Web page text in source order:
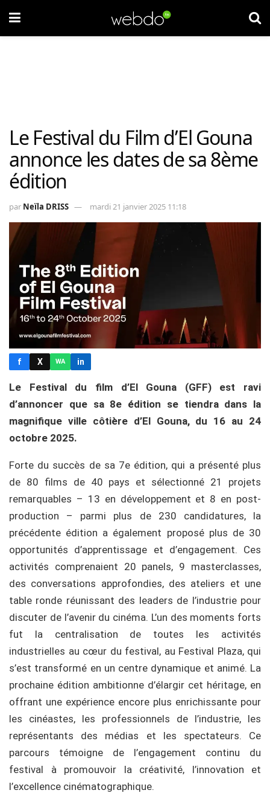
Le Festival du Film d’El Gouna
annonce les dates de sa 8ème
édition
par Neïla DRISS mardi 21 janvier 2025 11:18
f X WA in
Le Festival du film d’El Gouna (GFF) est ravi
d’annoncer que sa 8e édition se tiendra dans la
magnifique ville côtière d’El Gouna, du 16 au 24
octobre 2025.
Forte du succès de sa 7e édition, qui a présenté plus
de 80 films de 40 pays et sélectionné 21 projets
remarquables – 13 en développement et 8 en post-
production – parmi plus de 230 candidatures, la
précédente édition a également proposé plus de 30
opportunités d’apprentissage et d’engagement. Ces
activités comprenaient 20 panels, 9 masterclasses,
des conversations approfondies, des ateliers et une
table ronde réunissant des leaders de l’industrie pour
discuter de l’avenir du cinéma. L’un des moments forts
fut la centralisation de toutes les activités
industrielles au cœur du festival, au Festival Plaza, qui
s’est transformé en un centre dynamique et animé. La
prochaine édition ambitionne d’élargir cet héritage, en
offrant une expérience encore plus enrichissante pour
les cinéastes, les professionnels de l’industrie, les
représentants des médias et les spectateurs. Ce
parcours témoigne de l’engagement continu du
festival à promouvoir la créativité, l’innovation et
l’excellence cinématographique.